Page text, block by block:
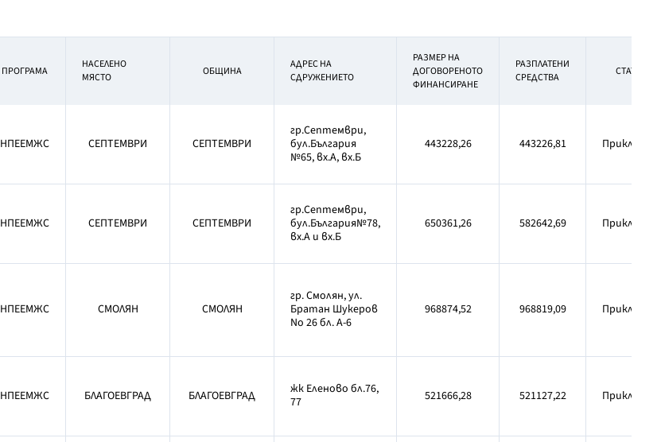
ПРОГРАМА
НАСЕЛЕНО
МЯСТО
ОБЩИНА
АДРЕС НА
СДРУЖЕНИЕТО
РАЗМЕР НА
ДОГОВОРЕНОТО
ФИНАНСИРАНЕ
РАЗПЛАТЕНИ
СРЕДСТВА
СТАТУС
НПЕЕМЖС СЕПТЕМВРИ СЕПТЕМВРИ
гр.Септември,
бул.България
№65, вх.А, вх.Б
443228,26 443226,81 Приключен
НПЕЕМЖС СЕПТЕМВРИ СЕПТЕМВРИ
гр.Септември,
бул.България№78,
вх.А и вх.Б
650361,26 582642,69 Приключен
НПЕЕМЖС СМОЛЯН СМОЛЯН
гр. Смолян, ул.
Братан Шукеров
Nо 26 бл. А-6
968874,52 968819,09 Приключен
НПЕЕМЖС БЛАГОЕВГРАД БЛАГОЕВГРАД
жк Еленово бл.76,
77
521666,28 521127,22 Приключен